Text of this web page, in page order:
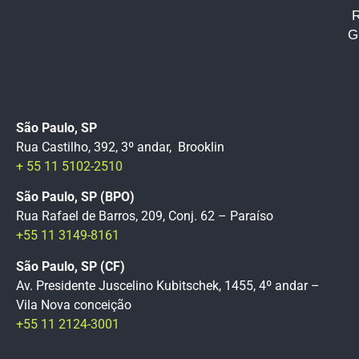
São Paulo, SP
Rua Castilho, 392, 3º andar, Brooklin
+ 55 11 5102-2510
São Paulo, SP (BPO)
Rua Rafael de Barros, 209, Conj. 62 – Paraíso
+55 11 3149-8161
São Paulo, SP (CF)
Av. Presidente Juscelino Kubitschek, 1455, 4º andar –
Vila Nova conceição
+55 11 2124-3001